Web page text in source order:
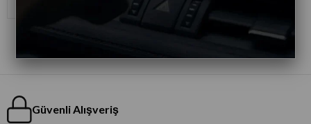
Güvenli Alışveriş